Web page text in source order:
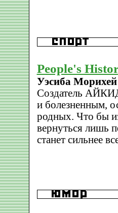
People's
Уэсиба Морихей
Создатель
и болезненным,
родных. Что бы
вернуться лишь
станет сильнее